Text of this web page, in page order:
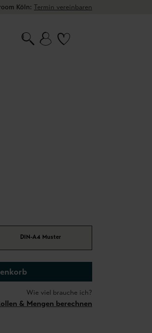
Köln: Termin vereinbaren
DIN-A4 Muster
Wie viel brauche ich?
& Mengen berechnen